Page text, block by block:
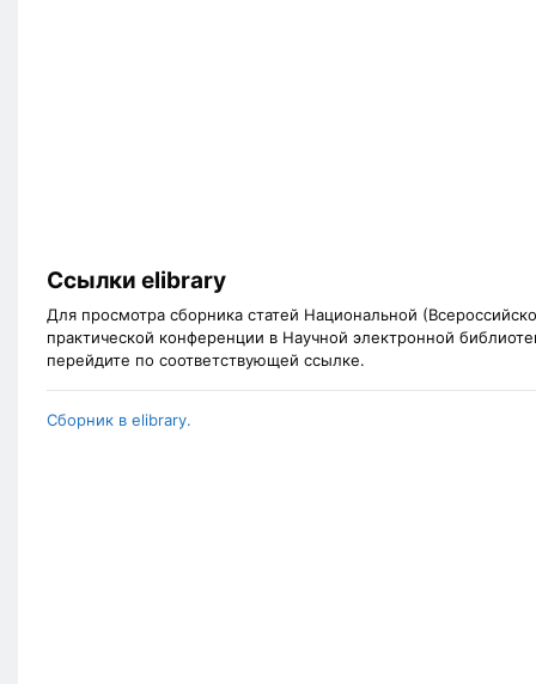
Ссылки elibrary
Для просмотра сборника статей Национальной
практической конференции в Научной электронной
перейдите по соответствующей ссылке.
Сборник в elibrary.